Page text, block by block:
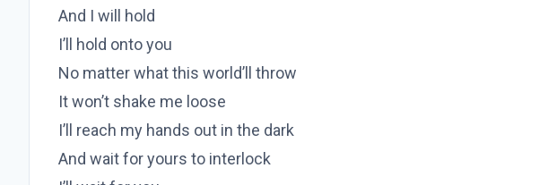
And I will hold
I’ll hold onto you
No matter what this world’ll throw
It won’t shake me loose
I’ll reach my hands out in the dark
And wait for yours to interlock